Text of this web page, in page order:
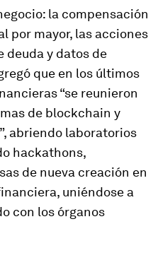
la compensación
por mayor, las acciones
deuda y datos de
que en los últimos
“se reunieron
de blockchain y
abriendo laboratorios
hackathons,
de nueva creación en
uniéndose a
con los órganos